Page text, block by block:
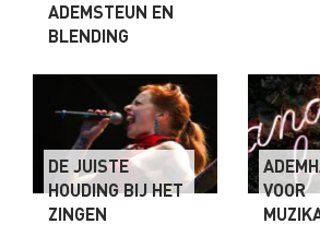
ADEMSTEUN EN
BLENDING
DE JUISTE
HOUDING BIJ HET
ZINGEN
VOOR